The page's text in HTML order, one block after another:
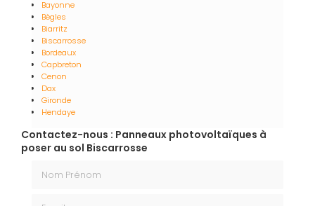
Bayonne
Bègles
Biarritz
Biscarrosse
Bordeaux
Capbreton
Cenon
Dax
Gironde
Hendaye
Contactez-nous : Panneaux photovoltaïques à
poser au sol Biscarrosse